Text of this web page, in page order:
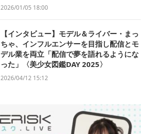
2026/01/05 18:00
【インタビュー】モデル＆ライバー・まっ
ちゃ、インフルエンサーを目指し配信とモ
デル業を両立「配信で夢を語れるようにな
った」〈美少女図鑑DAY 2025〉
2026/04/12 15:12